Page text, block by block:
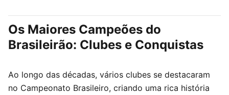
Os Maiores Campeões do
Brasileirão: Clubes e Conquistas
Ao longo das décadas, vários clubes se destacaram
no Campeonato Brasileiro, criando uma rica história